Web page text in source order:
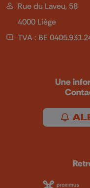
Rue du Laveu, 58
4000 Liège
TVA : BE
Une